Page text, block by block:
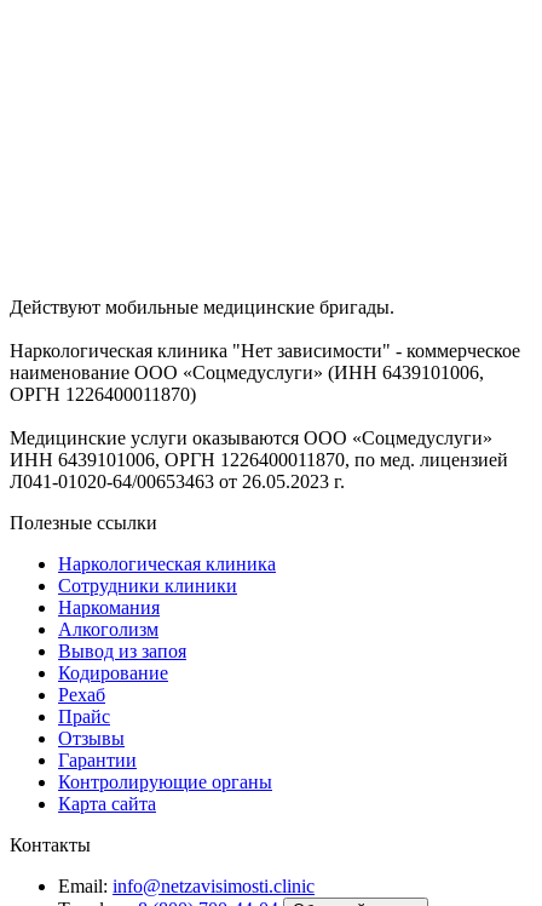
Действуют мобильные медицинские бригады.
Наркологическая клиника "Нет зависимости" - коммерческое
наименование ООО «Соцмедуслуги» (ИНН 6439101006,
ОРГН 1226400011870)
Медицинские услуги оказываются ООО «Соцмедуслуги»
ИНН 6439101006, ОРГН 1226400011870, по мед. лицензией
Л041-01020-64/00653463 от 26.05.2023 г.
Полезные ссылки
Наркологическая клиника
Сотрудники клиники
Наркомания
Алкоголизм
Вывод из запоя
Кодирование
Рехаб
Прайс
Отзывы
Гарантии
Контролирующие органы
Карта сайта
Контакты
Email: info@netzavisimosti.clinic